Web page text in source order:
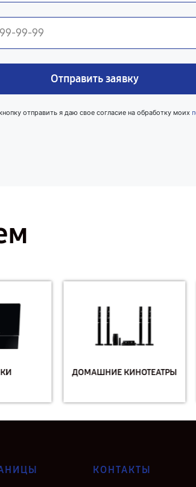
Отправить заявку
отправить я даю свое согласие на обработку моих
ДОМАШНИЕ КИНОТЕАТРЫ
КОНТАКТЫ